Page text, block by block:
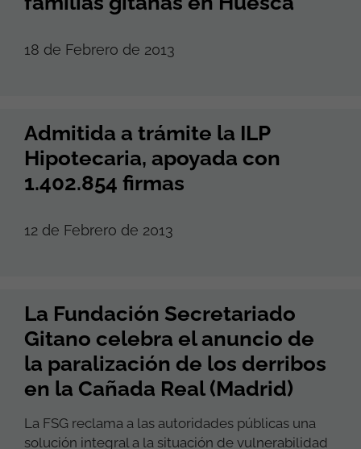
18 de Febrero de 2013
Admitida a trámite la ILP
Hipotecaria, apoyada con
1.402.854 firmas
12 de Febrero de 2013
La Fundación Secretariado
Gitano celebra el anuncio de
la paralización de los derribos
en la Cañada Real (Madrid)
La FSG reclama a las autoridades públicas una
solución integral a la situación de vulnerabilidad